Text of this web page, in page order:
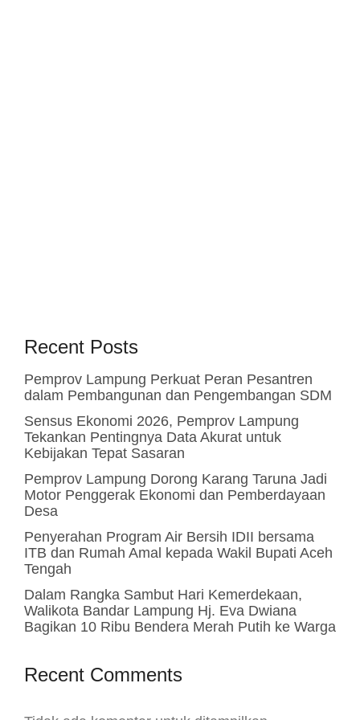
Recent Posts
Pemprov Lampung Perkuat Peran Pesantren
dalam Pembangunan dan Pengembangan SDM
Sensus Ekonomi 2026, Pemprov Lampung
Tekankan Pentingnya Data Akurat untuk
Kebijakan Tepat Sasaran
Pemprov Lampung Dorong Karang Taruna Jadi
Motor Penggerak Ekonomi dan Pemberdayaan
Desa
Penyerahan Program Air Bersih IDII bersama
ITB dan Rumah Amal kepada Wakil Bupati Aceh
Tengah
Dalam Rangka Sambut Hari Kemerdekaan,
Walikota Bandar Lampung Hj. Eva Dwiana
Bagikan 10 Ribu Bendera Merah Putih ke Warga
Recent Comments